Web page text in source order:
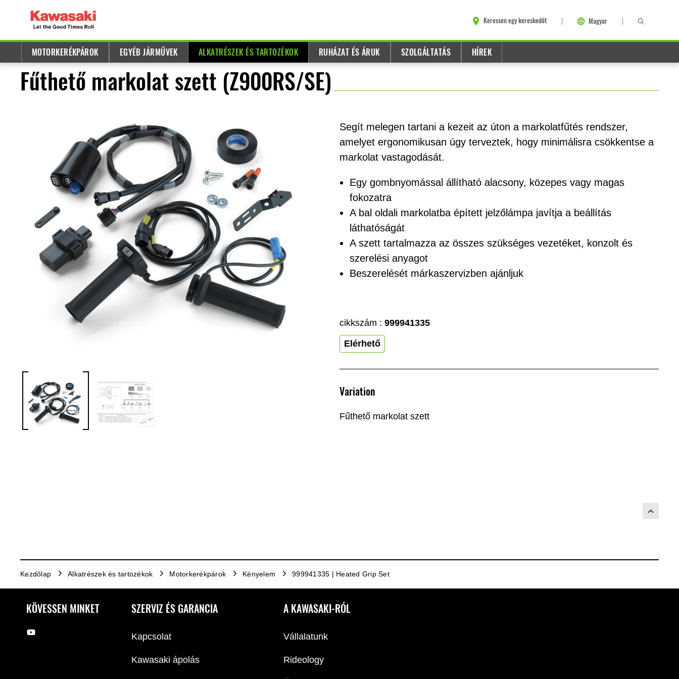
Keressen egy kereskedőt Magyar
MOTORKERÉKPÁROK EGYÉB JÁRMŰVEK ALKATRÉSZEK ÉS TARTOZÉKOK RUHÁZAT ÉS ÁRUK SZOLGÁLTATÁS HÍREK
Fűthető markolat szett (Z900RS/SE)
Segít melegen tartani a kezeit az úton a markolatfűtés rendszer,
amelyet ergonomikusan úgy terveztek, hogy minimálisra csökkentse a
markolat vastagodását.
Egy gombnyomással állítható alacsony, közepes vagy magas
fokozatra
A bal oldali markolatba épített jelzőlámpa javítja a beállítás
láthatóságát
A szett tartalmazza az összes szükséges vezetéket, konzolt és
szerelési anyagot
Beszerelését márkaszervizben ajánljuk
cikkszám : 999941335
Elérhető
Variation
Fűthető markolat szett
Kezdőlap Alkatrészek és tartozékok Motorkerékpárok Kényelem 999941335 | Heated Grip Set
KÖVESSEN MINKET SZERVIZ ÉS GARANCIA
Kapcsolat
Kawasaki ápolás
A KAWASAKI-RÓL
Vállalatunk
Rideology